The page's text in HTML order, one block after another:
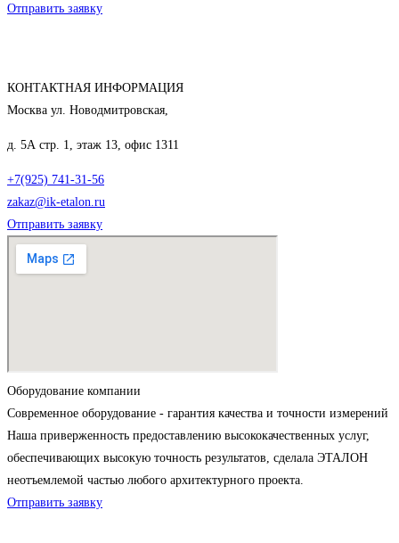
Отправить заявку
КОНТАКТНАЯ ИНФОРМАЦИЯ
Москва ул. Новодмитровская,
д. 5А стр. 1, этаж 13, офис 1311
+7(925) 741-31-56
zakaz@ik-etalon.ru
Отправить заявку
Оборудование компании
Современное оборудование - гарантия качества и точности измерений
Наша приверженность предоставлению высококачественных услуг,
обеспечивающих высокую точность результатов, сделала ЭТАЛОН
неотъемлемой частью любого архитектурного проекта.
Отправить заявку